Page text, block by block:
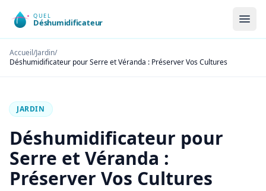
Accueil/Jardin/
Déshumidificateur pour Serre et Véranda : Préserver Vos Cultures
JARDIN
Déshumidificateur pour
Serre et Véranda :
Préserver Vos Cultures